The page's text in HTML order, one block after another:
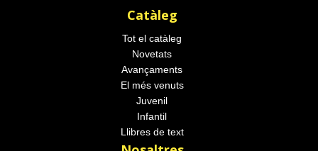
Catàleg
Tot el catàleg
Novetats
Avançaments
El més venuts
Juvenil
Infantil
Llibres de text